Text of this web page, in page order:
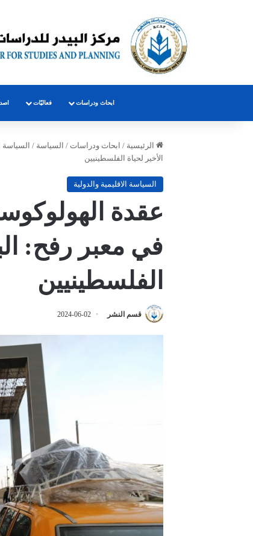
ابحاث ودراسات فعاليّات
الرئيسية / ابحاث ودراسات / السياسة / السياسة
الأخير لحياة الفلسطينيين
السياسة الاقليمية والدولية
عقدة
في معبر رفح:
الفلسطينيين
قسم النشر 2024-06-02